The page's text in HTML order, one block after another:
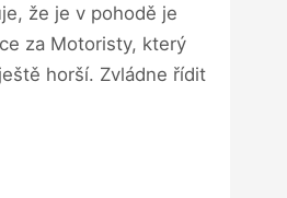
že je v pohodě je
za Motoristy, který
horší. Zvládne řídit